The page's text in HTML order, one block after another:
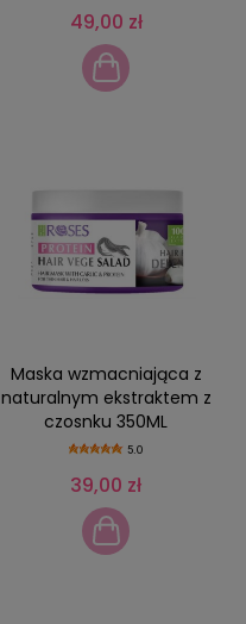
49,00 zł
Maska wzmacniająca z
naturalnym ekstraktem z
czosnku 350ML
5.0
39,00 zł